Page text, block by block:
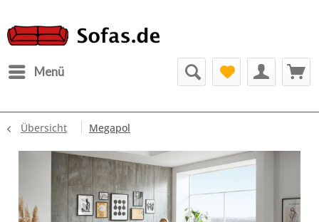
Menü
Übersicht Megapol